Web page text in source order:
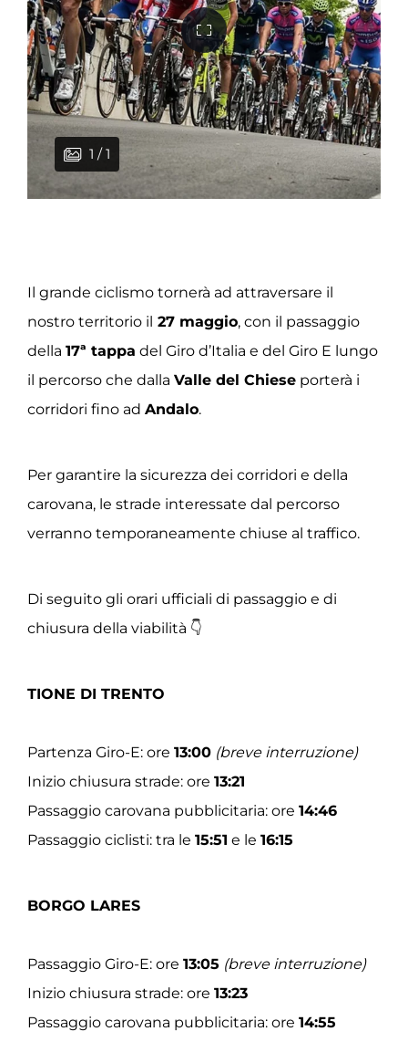
1 / 1
Il grande ciclismo tornerà ad attraversare il
nostro territorio il 27 maggio, con il passaggio
della 17ª tappa del Giro d’Italia e del Giro E lungo
il percorso che dalla Valle del Chiese porterà i
corridori fino ad Andalo.
Per garantire la sicurezza dei corridori e della
carovana, le strade interessate dal percorso
verranno temporaneamente chiuse al traffico.
Di seguito gli orari ufficiali di passaggio e di
chiusura della viabilità 👇
TIONE DI TRENTO
Partenza Giro-E: ore 13:00 (breve interruzione)
Inizio chiusura strade: ore 13:21
Passaggio carovana pubblicitaria: ore 14:46
Passaggio ciclisti: tra le 15:51 e le 16:15
BORGO LARES
Passaggio Giro-E: ore 13:05 (breve interruzione)
Inizio chiusura strade: ore 13:23
Passaggio carovana pubblicitaria: ore 14:55